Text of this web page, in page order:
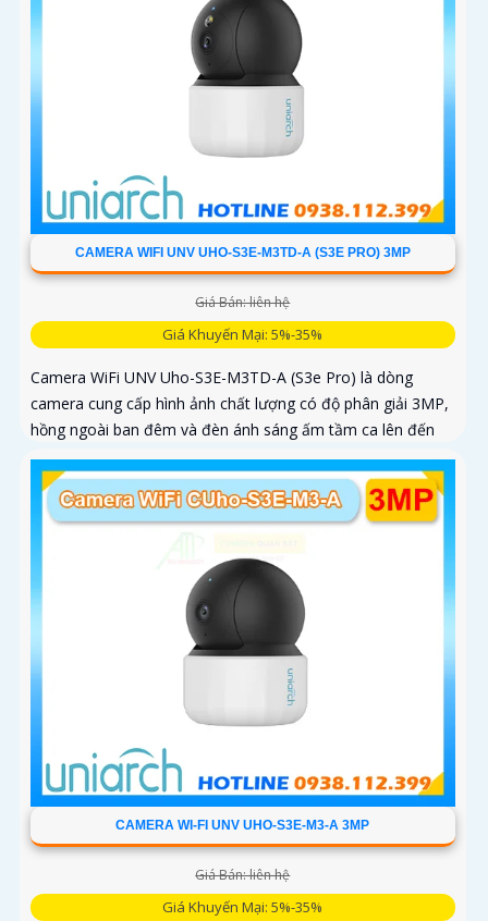
CAMERA WIFI UNV UHO-S3E-M3TD-A (S3E PRO) 3MP
Giá Bán: liên hệ
Giá Khuyến Mại: 5%-35%
Camera WiFi UNV Uho-S3E-M3TD-A (S3e Pro) là dòng
camera cung cấp hình ảnh chất lượng có độ phân giải 3MP,
hồng ngoài ban đêm và đèn ánh sáng ấm tầm ca lên đến
10m
CAMERA WI-FI UNV UHO-S3E-M3-A 3MP
Giá Bán: liên hệ
Giá Khuyến Mại: 5%-35%